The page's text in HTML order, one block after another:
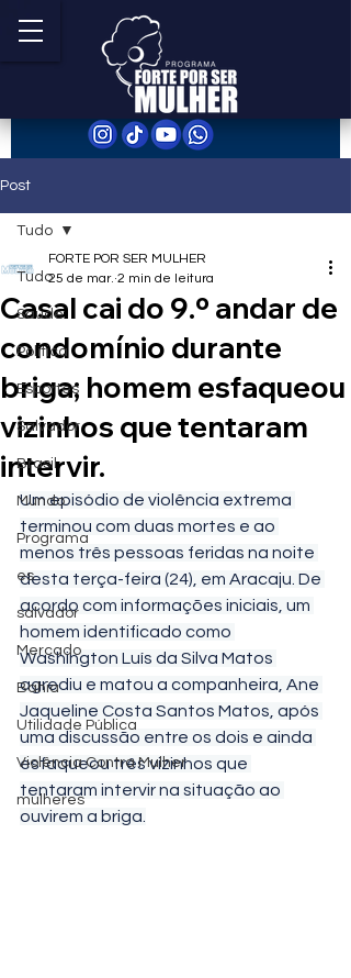
Post
Tudo
Saúde
Política
Esportes
Salvador
Brasil
Mundo
Programa
es
salvador
Mercado
Bahia
Utilidade Pública
Violência Contra Mulher
mulheres
Tudo
Casal cai do 9.º andar de
condomínio durante
briga; homem esfaqueou
vizinhos que tentaram
intervir.
FORTE POR SER MULHER
25 de mar. 2 min de leitura
Um episódio de violência extrema
terminou com duas mortes e ao
menos três pessoas feridas na noite
desta terça-feira (24), em Aracaju. De
acordo com informações iniciais, um
homem identificado como
Washington Luís da Silva Matos
agrediu e matou a companheira, Ane
Jaqueline Costa Santos Matos, após
uma discussão entre os dois e ainda
esfaqueou três vizinhos que
tentaram intervir na situação ao
ouvirem a briga.